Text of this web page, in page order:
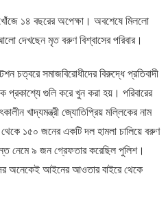
১৪ বছরের অপেক্ষা। অবশেষে মিললো
মৃত বরুণ বিশ্বাসের পরিবার।
চত্বরে সমাজবিরোধীদের বিরুদ্ধে প্রতিবাদী
প্রকাশ্যে গুলি করে খুন করা হয়। পরিবারের
খাদ্যমন্ত্রী জ্যোতিপ্রিয় মল্লিকের নাম
১৫০ জনের একটি দল হামলা চালিয়ে বরুণ
নেমে ৯ জন গ্রেফতার করেছিল পুলিশ।
অনেকেই আইনের আওতার বাইরে থেকে